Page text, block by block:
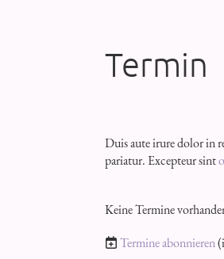
Termin
Duis aute irure dolor in
pariatur. Excepteur sint
Keine Termine
Termine abonnieren